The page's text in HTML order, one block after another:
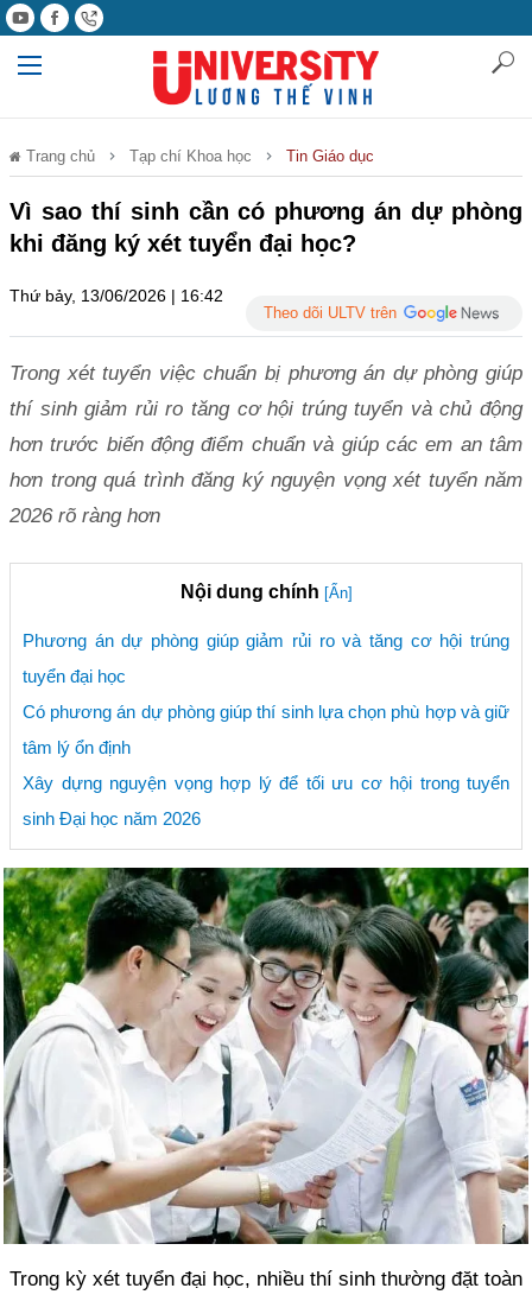
Trang chủ Tạp chí Khoa học Tin Giáo dục
Vì sao thí sinh cần có phương án dự phòng
khi đăng ký xét tuyển đại học?
Thứ bảy, 13/06/2026 | 16:42
Theo dõi ULTV trên
Trong xét tuyển việc chuẩn bị phương án dự phòng giúp
thí sinh giảm rủi ro tăng cơ hội trúng tuyển và chủ động
hơn trước biến động điểm chuẩn và giúp các em an tâm
hơn trong quá trình đăng ký nguyện vọng xét tuyển năm
2026 rõ ràng hơn
Nội dung chính [Ẩn]
Phương án dự phòng giúp giảm rủi ro và tăng cơ hội trúng
tuyển đại học
Có phương án dự phòng giúp thí sinh lựa chọn phù hợp và giữ
tâm lý ổn định
Xây dựng nguyện vọng hợp lý để tối ưu cơ hội trong tuyển
sinh Đại học năm 2026
Trong kỳ xét tuyển đại học, nhiều thí sinh thường đặt toàn